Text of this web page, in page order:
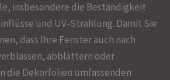
insbesondere die Beständigkeit
und UV-Strahlung. Damit Sie
dass Ihre Fenster auch nach
abblättern oder
die Dekorfolien umfassenden